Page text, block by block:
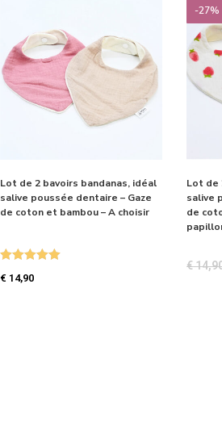
Lot de 2 bavoirs bandanas, idéal
salive poussée dentaire – Gaze
de coton et bambou – A choisir
€ 14,90
-27%
Lot de
salive
de
€